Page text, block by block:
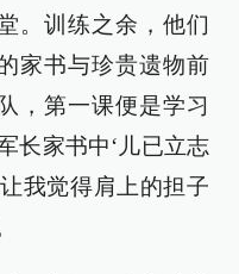
。训练之余，他们
家书与珍贵遗物前
，第一课便是学习
长家书中‘儿已立志
我觉得肩上的担子